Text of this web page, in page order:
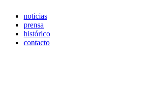
noticias
prensa
histórico
contacto